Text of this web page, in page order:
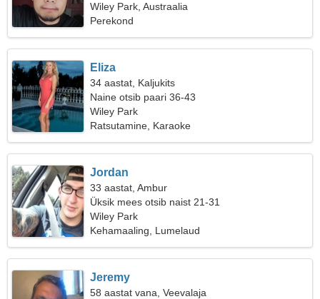
Wiley Park, Austraalia
Perekond
Eliza
34 aastat, Kaljukits
Naine otsib paari 36-43
Wiley Park
Ratsutamine, Karaoke
Jordan
33 aastat, Ambur
Üksik mees otsib naist 21-31
Wiley Park
Kehamaaling, Lumelaud
Jeremy
58 aastat vana, Veevalaja